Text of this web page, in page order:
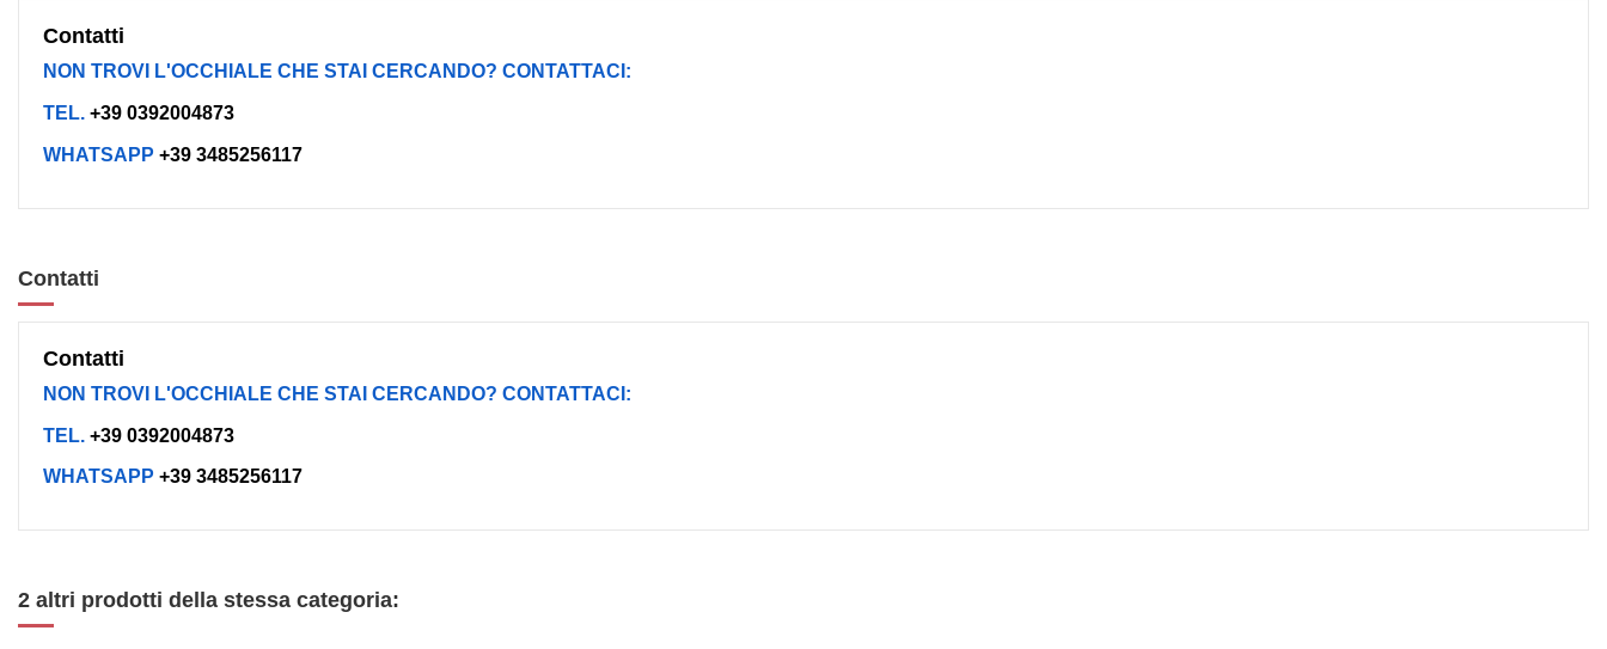
Contatti
NON TROVI L'OCCHIALE CHE STAI CERCANDO? CONTATTACI:
TEL. +39 0392004873
WHATSAPP +39 3485256117
Contatti
Contatti
NON TROVI L'OCCHIALE CHE STAI CERCANDO? CONTATTACI:
TEL. +39 0392004873
WHATSAPP +39 3485256117
2 altri prodotti della stessa categoria: